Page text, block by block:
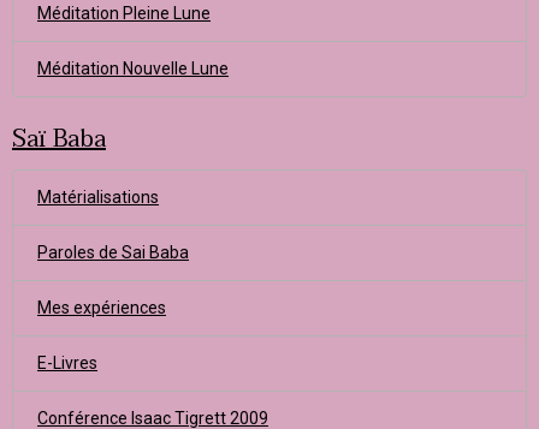
Méditation Pleine Lune
Méditation Nouvelle Lune
Saï Baba
Matérialisations
Paroles de Sai Baba
Mes expériences
E-Livres
Conférence Isaac Tigrett 2009